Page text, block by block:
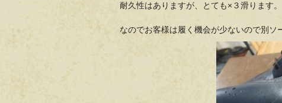
耐久性はありますが、とても×３滑ります。
なのでお客様は履く機会が少ないので別ソ